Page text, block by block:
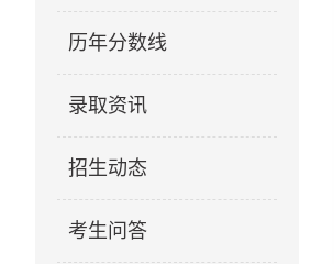
历年分数线
录取资讯
招生动态
考生问答